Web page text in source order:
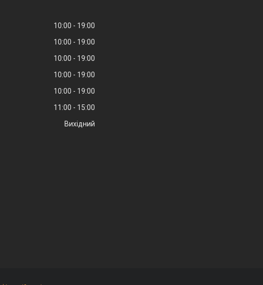
10:00
19:00
10:00
19:00
10:00
19:00
10:00
19:00
10:00
19:00
11:00
15:00
Вихідний